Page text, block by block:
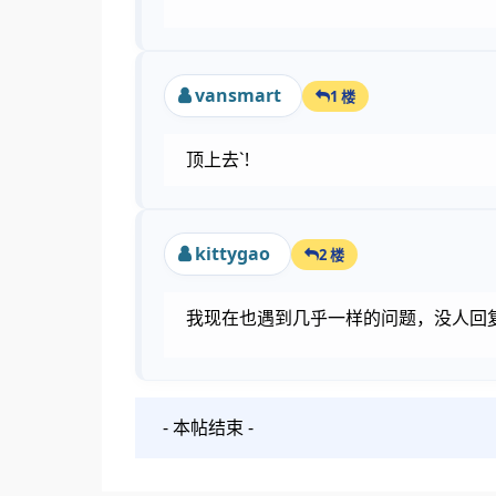
vansmart 1 楼
顶上去`!
kittygao 2 楼
我现在也遇到几乎一样的问题，没人回
- 本帖结束 -